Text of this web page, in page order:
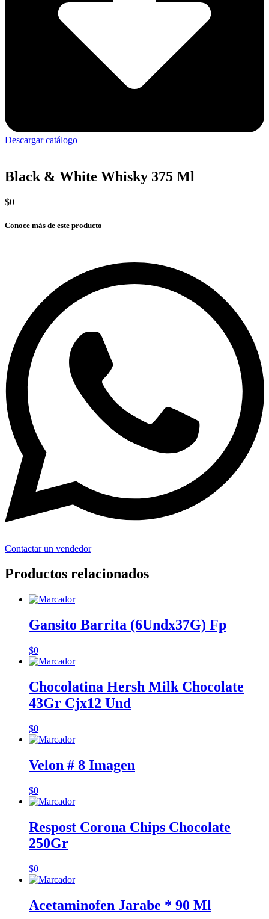
Descargar catálogo
Black & White Whisky 375 Ml
$0
Conoce más de este producto
Contactar un vendedor
Productos relacionados
Gansito Barrita (6Undx37G) Fp
$0
Chocolatina Hersh Milk Chocolate
43Gr Cjx12 Und
$0
Velon # 8 Imagen
$0
Respost Corona Chips Chocolate
250Gr
$0
Acetaminofen Jarabe * 90 Ml